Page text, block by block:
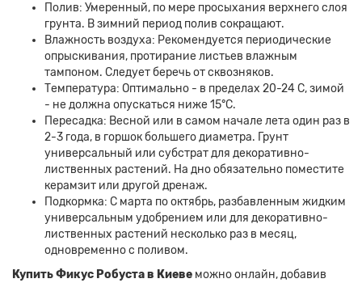
Полив: Умеренный, по мере просыхания верхнего слоя
грунта. В зимний период полив сокращают.
Влажность воздуха: Рекомендуется периодические
опрыскивания, протирание листьев влажным
тампоном. Следует беречь от сквозняков.
Температура: Оптимально - в пределах 20-24 C, зимой
- не должна опускаться ниже 15°C.
Пересадка: Весной или в самом начале лета один раз в
2-3 года, в горшок большего диаметра. Грунт
универсальный или субстрат для декоративно-
лиственных растений. На дно обязательно поместите
керамзит или другой дренаж.
Подкормка: С марта по октябрь, разбавленным жидким
универсальным удобрением или для декоративно-
лиственных растений несколько раз в месяц,
одновременно с поливом.
Купить Фикус Робуста в Киеве можно онлайн, добавив